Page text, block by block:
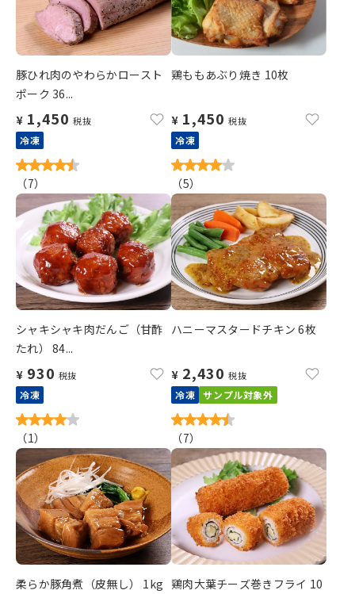
豚ひれ肉のやわらかロースト
ポーク 36...
¥ 1,450 税抜
冷凍
（7）
鶏ももあぶり焼き 10枚
¥ 1,450 税抜
冷凍
（5）
シャキシャキ肉だんご（甘酢
たれ） 84...
¥ 930 税抜
冷凍
（1）
ハニーマスタードチキン 6枚
¥ 2,430 税抜
冷凍 サンプル対象外
（7）
柔らか豚角煮（皮無し） 1kg 鶏肉大葉チーズ巻きフライ 10